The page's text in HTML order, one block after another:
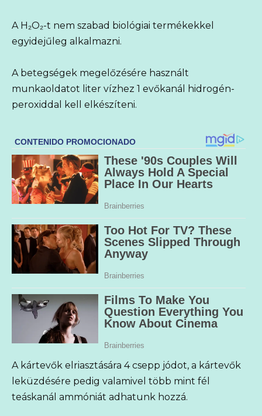
A H₂O₂-t nem szabad biológiai termékekkel
egyidejűleg alkalmazni.
A betegségek megelőzésére használt
munkaoldatot liter vízhez 1 evőkanál hidrogén-
peroxiddal kell elkészíteni.
A kártevők elriasztására 4 csepp jódot, a kártevők
leküzdésére pedig valamivel több mint fél
teáskanál ammóniát adhatunk hozzá.